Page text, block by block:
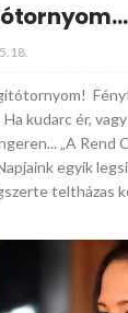
kudarc ér,
„A Rend
egyik
teltházas